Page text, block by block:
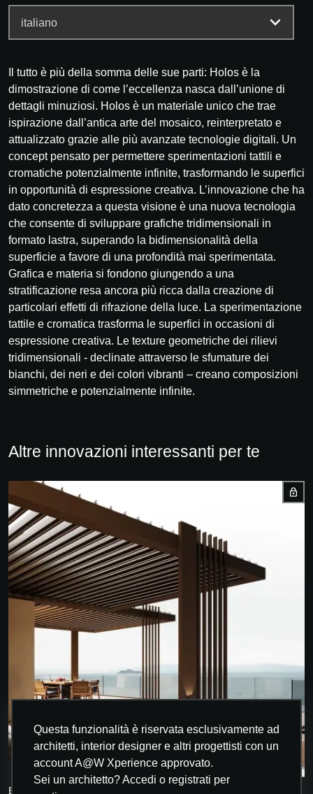
Questa funzionalità è riservata esclusivamente ad
architetti, interior designer e altri progettisti con un
account A@W Xperience approvato.
Sei un architetto? Accedi o registrati per
Il tutto è più della somma delle sue parti: Holos è la
dimostrazione di come l’eccellenza nasca dall’unione di
dettagli minuziosi. Holos è un materiale unico che trae
ispirazione dall’antica arte del mosaico, reinterpretato e
attualizzato grazie alle più avanzate tecnologie digitali. Un
concept pensato per permettere sperimentazioni tattili e
cromatiche potenzialmente infinite, trasformando le superfici
in opportunità di espressione creativa. L’innovazione che ha
dato concretezza a questa visione è una nuova tecnologia
che consente di sviluppare grafiche tridimensionali in
formato lastra, superando la bidimensionalità della
superficie a favore di una profondità mai sperimentata.
Grafica e materia si fondono giungendo a una
stratificazione resa ancora più ricca dalla creazione di
particolari effetti di rifrazione della luce. La sperimentazione
tattile e cromatica trasforma le superfici in occasioni di
espressione creativa. Le texture geometriche dei rilievi
tridimensionali - declinate attraverso le sfumature dei
bianchi, dei neri e dei colori vibranti – creano composizioni
simmetriche e potenzialmente infinite.
Altre innovazioni interessanti per te
INNOVAZIONE
BT